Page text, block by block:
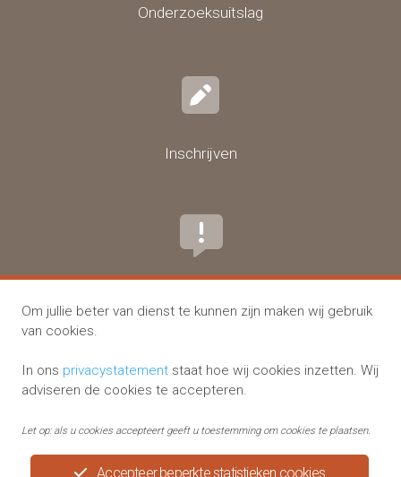
Onderzoeksuitslag
Inschrijven
Accepteer beperkte statistieken cookies
Om jullie beter van dienst te kunnen zijn maken wij gebruik
van cookies.
In ons privacystatement staat hoe wij cookies inzetten. Wij
adviseren de cookies te accepteren.
Let op: als u cookies accepteert geeft u toestemming om cookies te plaatsen.